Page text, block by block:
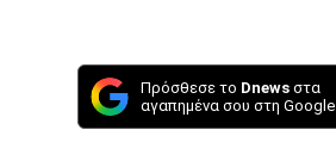
Πρόσθεσε το Dnews στα
αγαπημένα σου στη Google